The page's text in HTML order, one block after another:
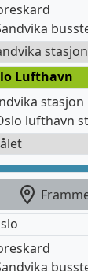
stasjon
Lufthavn
stasjon
lufthavn